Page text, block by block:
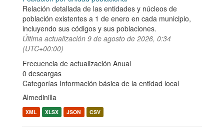
Relación detallada de las entidades y núcleos de
población existentes a 1 de enero en cada municipio,
incluyendo sus códigos y sus poblaciones.
Última actualización 9 de agosto de 2026, 0:34
(UTC+00:00)
Frecuencia de actualización Anual
0 descargas
Categorías Información básica de la entidad local
Almedinilla
XML XLSX JSON CSV